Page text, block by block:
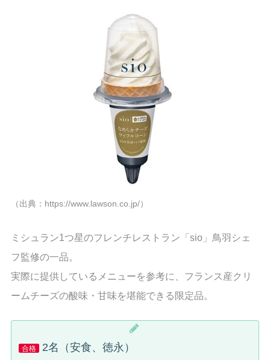
（出典：https://www.lawson.co.jp/）
ミシュラン1つ星のフレンチレストラン「sio」鳥羽シェ
フ監修の一品。
実際に提供しているメニューを参考に、フランス産クリ
ームチーズの酸味・甘味を堪能できる限定品。
合格 2名（安食、徳永）